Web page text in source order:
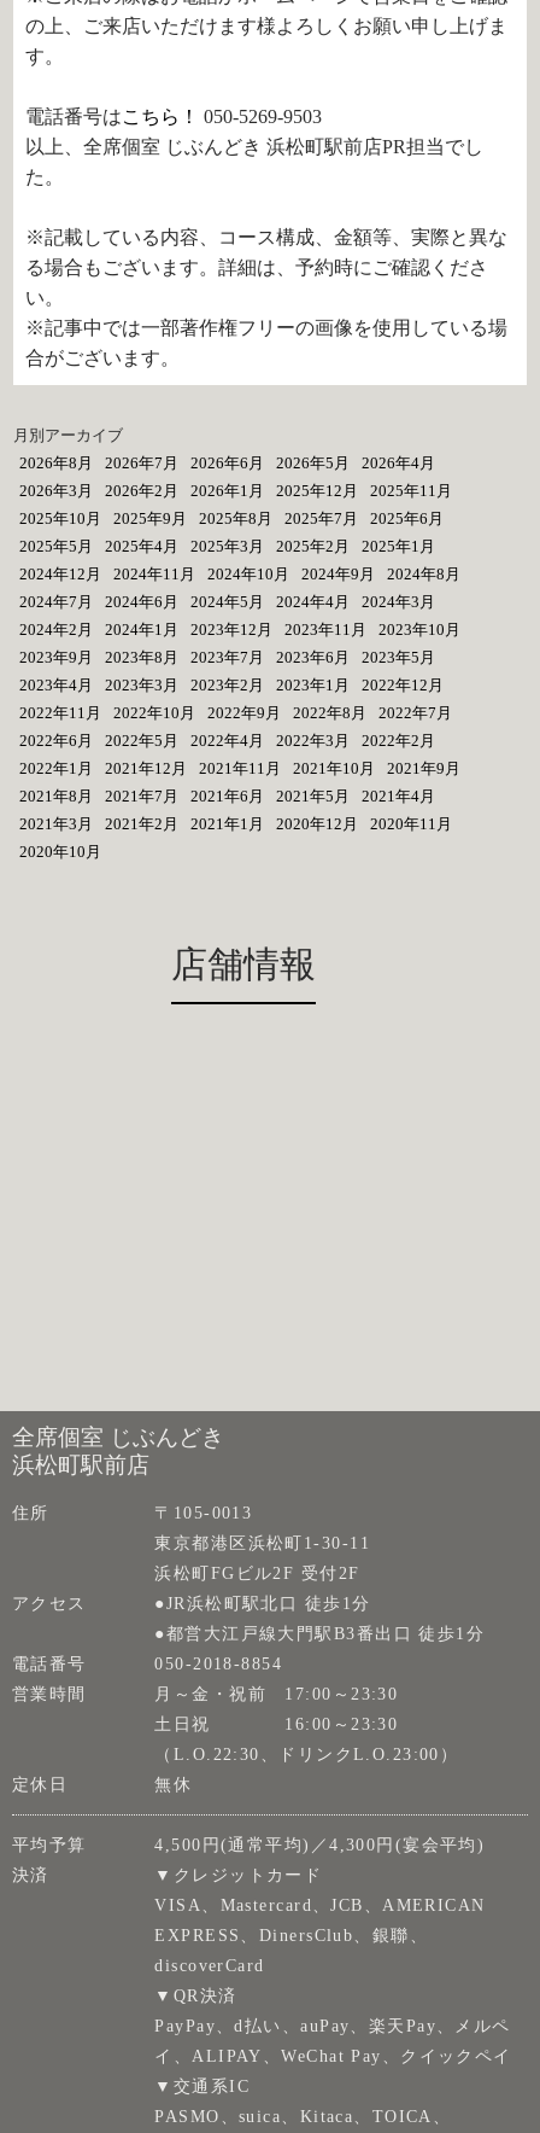
の上、ご来店いただけます様よろしくお願い申し上げま
す。
電話番号はこちら！
050-5269-9503
以上、全席個室 じぶんどき 浜松町駅前店PR担当でし
た。
※記載している内容、コース構成、金額等、実際と異な
る場合もございます。詳細は、予約時にご確認くださ
い。
※記事中では一部著作権フリーの画像を使用している場
合がございます。
月別アーカイブ
2026年8月
2026年7月 2026年6月 2026年5月
2026年4月
2026年3月
2026年2月 2026年1月 2025年12月
2025年11月
2025年10月
2025年9月 2025年8月 2025年7月
2025年6月
2025年5月
2025年4月 2025年3月 2025年2月
2025年1月
2024年12月
2024年11月 2024年10月 2024年9月
2024年8月
2024年7月
2024年6月 2024年5月 2024年4月
2024年3月
2024年2月
2024年1月 2023年12月 2023年11月
2023年10月
2023年9月
2023年8月 2023年7月 2023年6月
2023年5月
2023年4月
2023年3月 2023年2月 2023年1月
2022年12月
2022年11月
2022年10月 2022年9月 2022年8月
2022年7月
2022年6月
2022年5月 2022年4月 2022年3月
2022年2月
2022年1月
2021年12月 2021年11月 2021年10月
2021年9月
2021年8月
2021年7月 2021年6月 2021年5月
2021年4月
2021年3月
2021年2月 2021年1月 2020年12月
2020年11月
2020年10月
店舗情報
全席個室 じぶんどき
浜松町駅前店
住所
〒105-0013
東京都港区浜松町1-30-11
浜松町FGビル2F 受付2F
アクセス
●JR浜松町駅北口 徒歩1分
●都営大江戸線大門駅B3番出口 徒歩1分
電話番号
050-2018-8854
営業時間
月～金・祝前 17:00～23:30
土日祝 16:00～23:30
（L.O.22:30、ドリンクL.O.23:00）
定休日
無休
平均予算
4,500円(通常平均)／4,300円(宴会平均)
決済
▼クレジットカード
VISA、Mastercard、JCB、AMERICAN
EXPRESS、DinersClub、銀聯、
discoverCard
▼QR決済
PayPay、d払い、auPay、楽天Pay、メルペ
イ、ALIPAY、WeChat Pay、クイックペイ
▼交通系IC
PASMO、suica、Kitaca、TOICA、